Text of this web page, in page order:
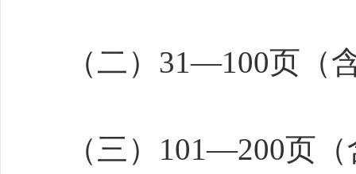
（二）31—100页（
（三）101—200页